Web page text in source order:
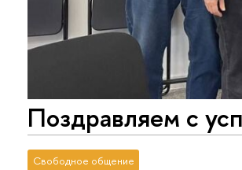
Поздравляем с
Свободное общение